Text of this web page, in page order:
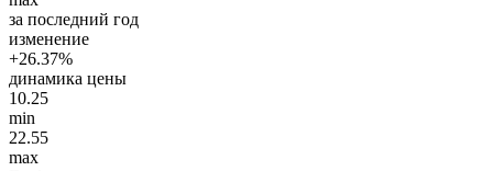
за последний год
изменение
+26.37%
динамика цены
10.25
min
22.55
max